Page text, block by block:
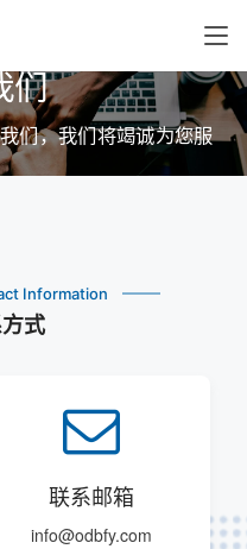
们
们，我们将竭诚为您服
式
Information
联系邮箱
info@odbfy.com